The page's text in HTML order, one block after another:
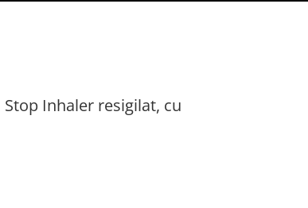
Inhaler resigilat, cu